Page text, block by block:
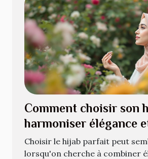
Comment choisir son
harmoniser élégance
?
Choisir le hijab parfait peut
lorsqu'on cherche à combiner